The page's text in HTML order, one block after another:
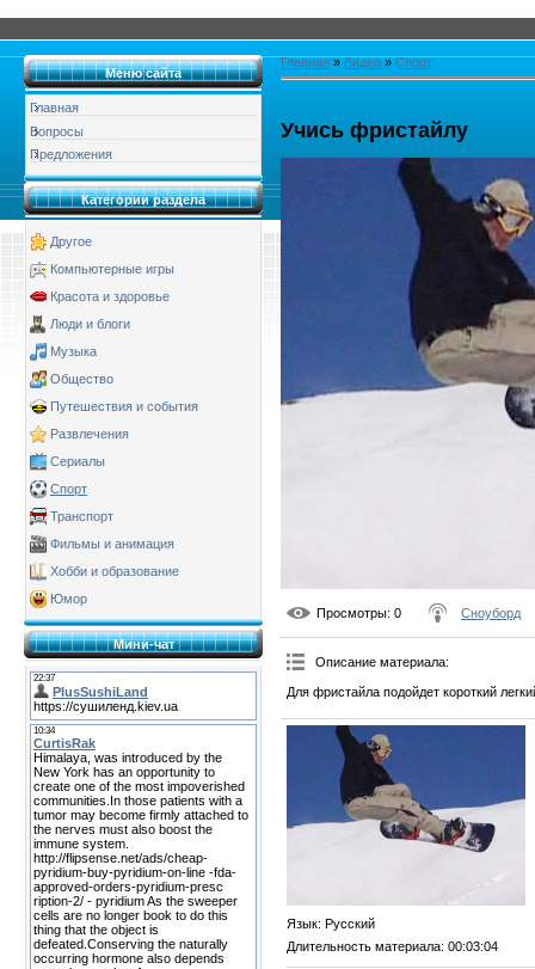
Меню сайта
Главная
Вопросы
Предложения
Категории раздела
Другое
Компьютерные игры
Красота и здоровье
Люди и блоги
Музыка
Общество
Путешествия и события
Развлечения
Сериалы
Спорт
Транспорт
Фильмы и анимация
Хобби и образование
Юмор
Мини-чат
Главная » Видео » Спорт
Учись фристайлу
Просмотры: 0 Сноуборд
Описание материала:
Для фристайла подойдет короткий
Язык: Русский
Длительность материала: 00:03:04